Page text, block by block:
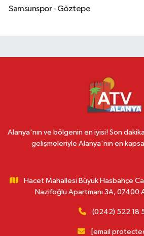
Samsunspor - Göztepe
Alanya'nın ve bölgenin en iyisi! Son
gelişmeleriyle Alanya'nın en
Hacet Mahallesi Büyük Hasbahçe
Nazifoğlu Apartmanı 3A, 07400
(0242) 522 18
[email